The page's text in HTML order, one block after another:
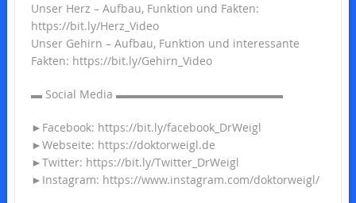
Unser Herz – Aufbau, Funktion und Fakten:
https://bit.ly/Herz_Video
Unser Gehirn – Aufbau, Funktion und interessante
Fakten: https://bit.ly/Gehirn_Video
▬ Social Media ▬▬▬▬▬▬▬▬▬▬▬▬▬▬▬
►Facebook: https://bit.ly/facebook_DrWeigl
►Webseite: https://doktorweigl.de
►Twitter: https://bit.ly/Twitter_DrWeigl
►Instagram: https://www.instagram.com/doktorweigl/